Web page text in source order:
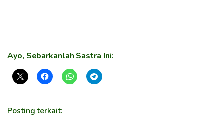
Ayo, Sebarkanlah Sastra Ini:
Posting terkait: